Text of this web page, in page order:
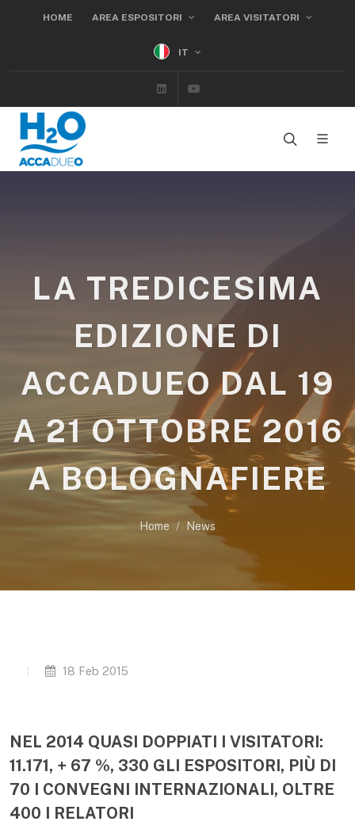
HOME AREA ESPOSITORI AREA VISITATORI
IT
Linkedin
LA TREDICESIMA
EDIZIONE DI
ACCADUEO DAL 19
A 21 OTTOBRE 2016
A BOLOGNAFIERE
Home News
18 Feb 2015
NEL 2014 QUASI DOPPIATI I VISITATORI:
11.171, + 67 %, 330 GLI ESPOSITORI, PIÙ DI
70 I CONVEGNI INTERNAZIONALI, OLTRE
400 I RELATORI